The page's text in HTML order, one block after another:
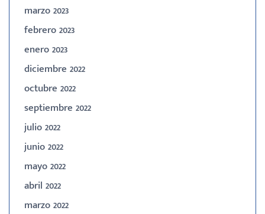
marzo 2023
febrero 2023
enero 2023
diciembre 2022
octubre 2022
septiembre 2022
julio 2022
junio 2022
mayo 2022
abril 2022
marzo 2022